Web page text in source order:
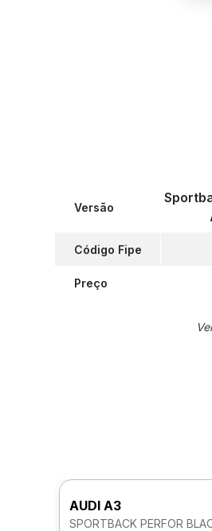
Versão
Código Fipe
Preço
AUDI A3